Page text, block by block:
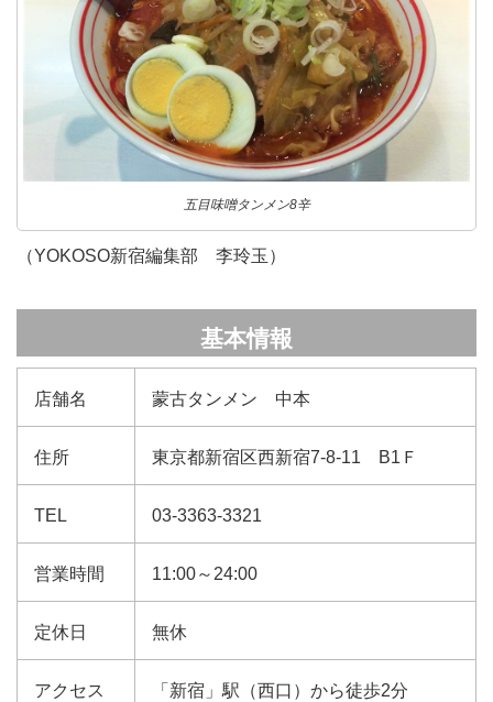
五目味噌タンメン8辛
（YOKOSO新宿編集部 李玲玉）
基本情報
店舗名 蒙古タンメン 中本
住所 東京都新宿区西新宿7-8-11 B1Ｆ
TEL 03-3363-3321
営業時間 11:00～24:00
定休日 無休
アクセス 「新宿」駅（西口）から徒歩2分